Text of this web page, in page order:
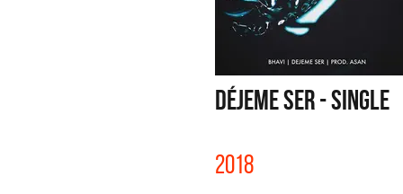
DÉJEME SER - SINGLE
2018